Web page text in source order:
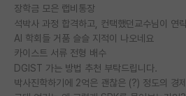
장학금 모은 랩비통장
AI 학회들 거품 슬슬 지적이 나오네요
카이스트 서류 전형 배수
DGIST 가는 방법 추천 부탁드립니다.